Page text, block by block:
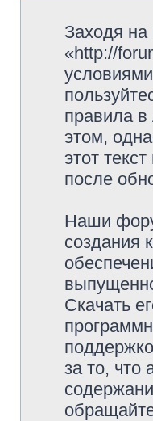
Заходя
«http://
правила
этом,
этот
после
Наши
создания
Скачать
за то, что